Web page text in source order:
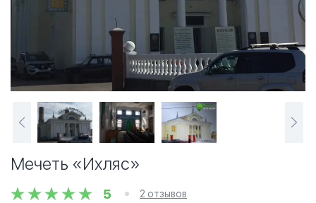
Мечеть «Ихляс»
5 2 отзывов